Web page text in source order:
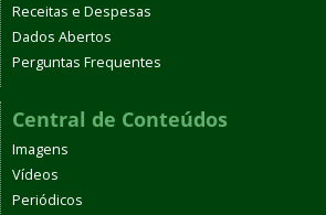
Receitas e Despesas
Dados Abertos
Perguntas Frequentes
Central de Conteúdos
Imagens
Vídeos
Periódicos